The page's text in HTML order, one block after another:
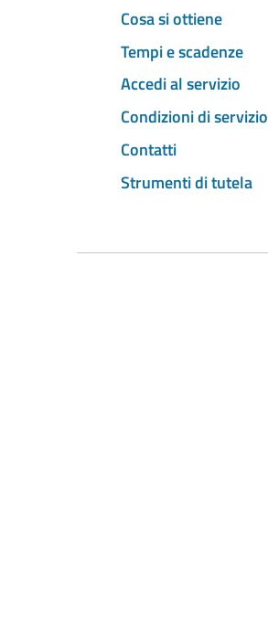
Cosa si ottiene
Tempi e scadenze
Accedi al servizio
Condizioni di servizio
Contatti
Strumenti di tutela